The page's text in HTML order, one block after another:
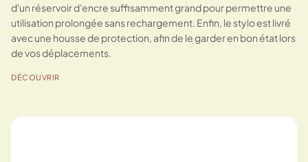
d'un réservoir d'encre suffisamment grand pour permettre une
utilisation prolongée sans rechargement. Enfin, le stylo est livré
avec une housse de protection, afin de le garder en bon état lors
de vos déplacements.
DÉCOUVRIR